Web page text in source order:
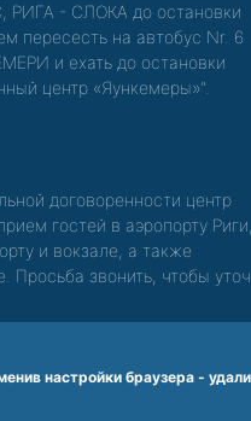
РИГА - СЛОКА до остановки
пересесть на автобус Nr. 6
и ехать до остановки
центр «Яункемеры»".
договоренности центр
гостей в аэропорту Риги,
и вокзале, а также
Просьба звонить, чтобы
настройки браузера -